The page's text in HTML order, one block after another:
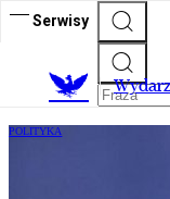
Serwisy
POLITYKA
Ćwiąkalski